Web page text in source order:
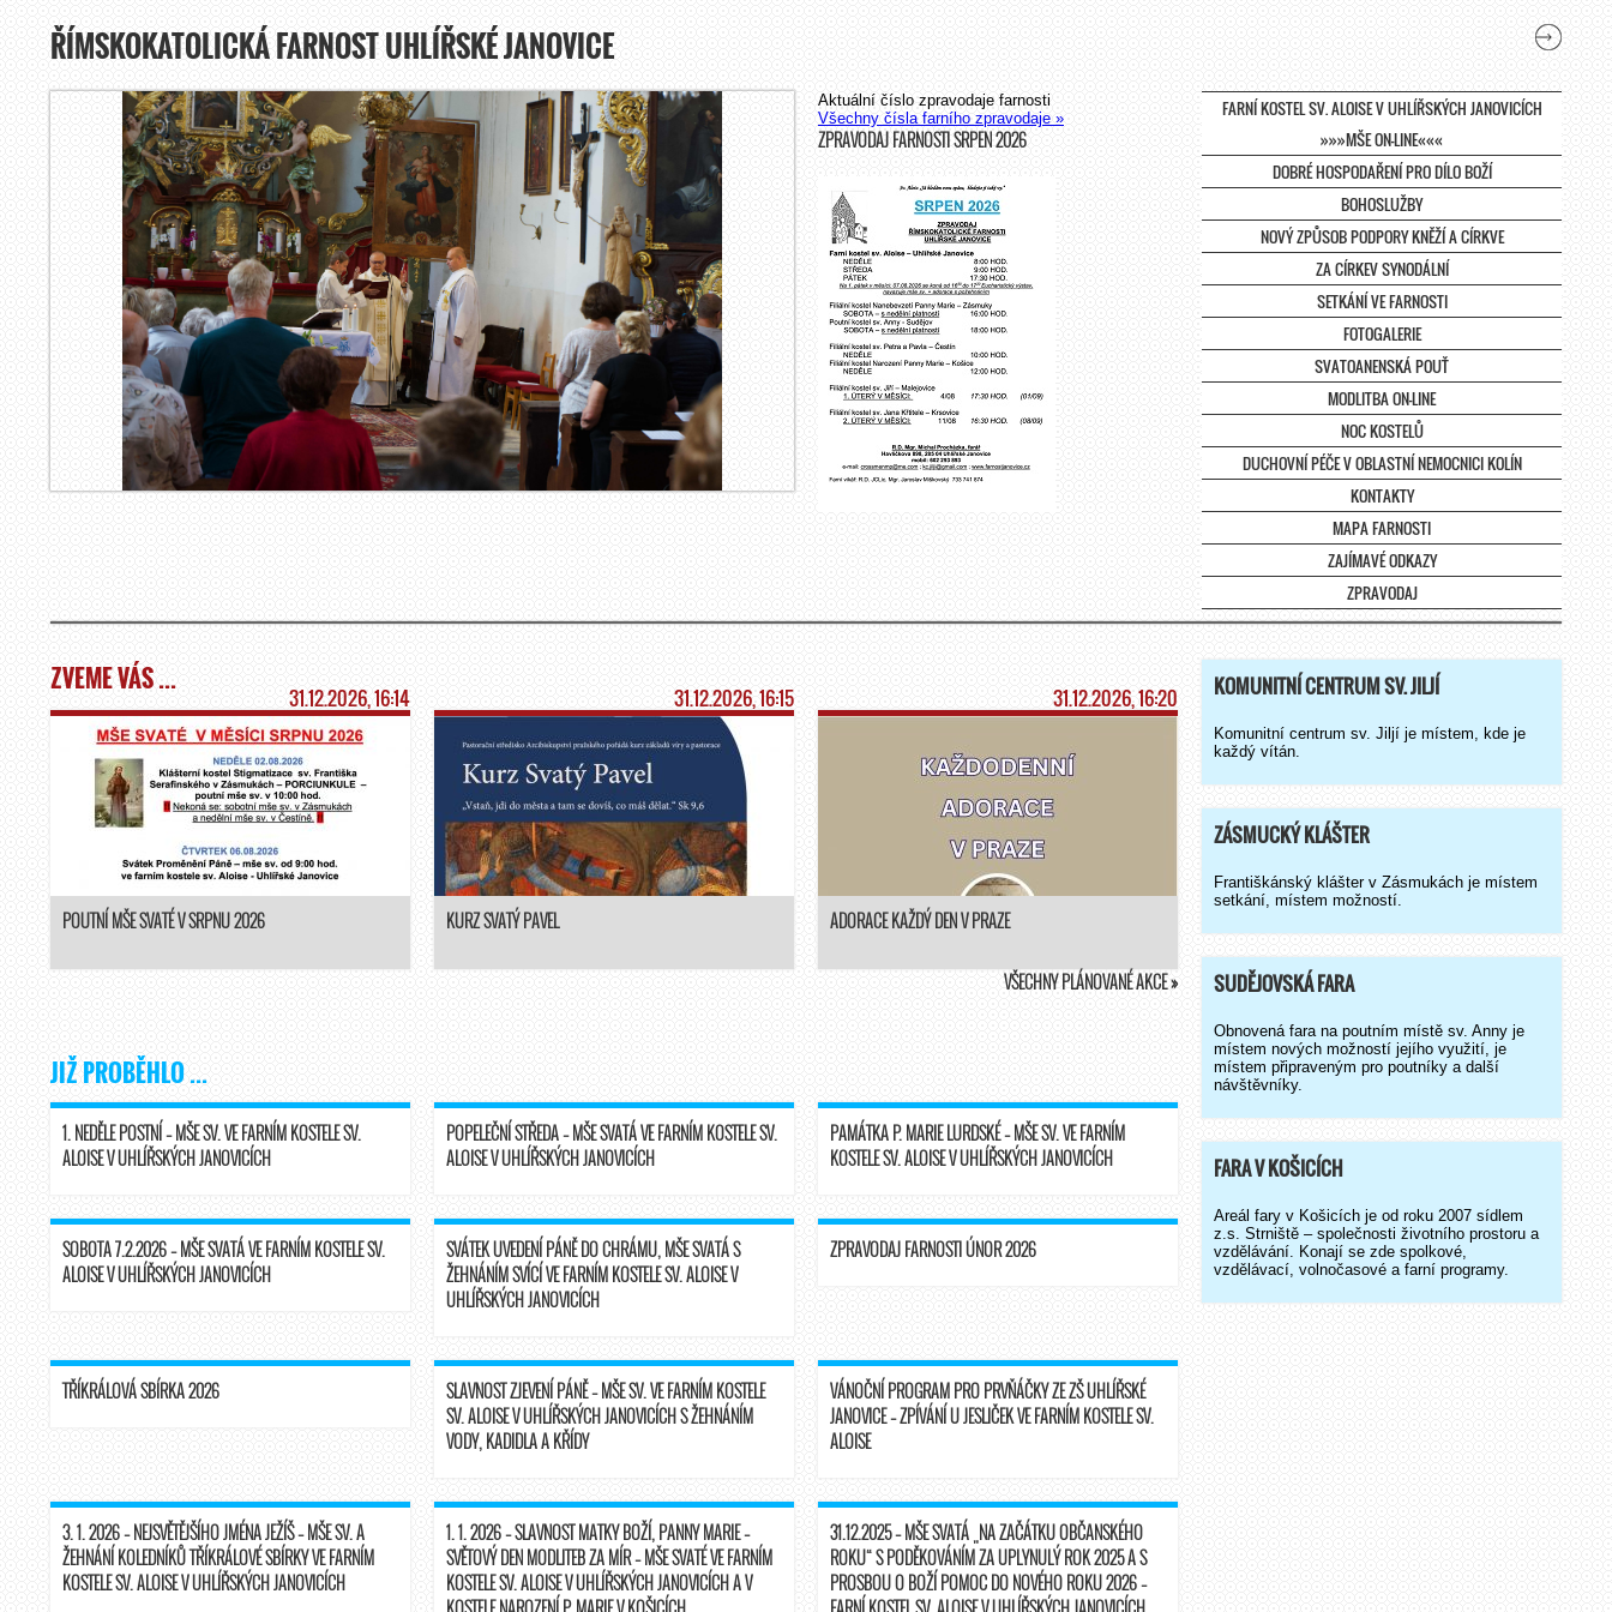
ŘÍMSKOKATOLICKÁ FARNOST UHLÍŘSKÉ JANOVICE
Aktuální číslo zpravodaje farnosti
Všechny čísla farního zpravodaje »
ZPRAVODAJ FARNOSTI SRPEN 2026
FARNÍ KOSTEL SV. ALOISE V UHLÍŘSKÝCH JANOVICÍCH
»»»MŠE ON-LINE«««
DOBRÉ HOSPODAŘENÍ PRO DÍLO BOŽÍ
BOHOSLUŽBY
NOVÝ ZPŮSOB PODPORY KNĚŽÍ A CÍRKVE
ZA CÍRKEV SYNODÁLNÍ
SETKÁNÍ VE FARNOSTI
FOTOGALERIE
SVATOANENSKÁ POUŤ
MODLITBA ON-LINE
NOC KOSTELŮ
DUCHOVNÍ PÉČE V OBLASTNÍ NEMOCNICI KOLÍN
KONTAKTY
MAPA FARNOSTI
ZAJÍMAVÉ ODKAZY
ZPRAVODAJ
ZVEME VÁS ...
31.12.2026, 16:14
POUTNÍ MŠE SVATÉ V SRPNU 2026
31.12.2026, 16:15
KURZ SVATÝ PAVEL
31.12.2026, 16:20
ADORACE KAŽDÝ DEN V PRAZE
VŠECHNY PLÁNOVANÉ AKCE »
JIŽ PROBĚHLO ...
1. NEDĚLE POSTNÍ – MŠE SV. VE FARNÍM KOSTELE SV.
ALOISE V UHLÍŘSKÝCH JANOVICÍCH
POPELEČNÍ STŘEDA – MŠE SVATÁ VE FARNÍM KOSTELE SV.
ALOISE V UHLÍŘSKÝCH JANOVICÍCH
PAMÁTKA P. MARIE LURDSKÉ – MŠE SV. VE FARNÍM
KOSTELE SV. ALOISE V UHLÍŘSKÝCH JANOVICÍCH
SOBOTA 7.2.2026 – MŠE SVATÁ VE FARNÍM KOSTELE SV.
ALOISE V UHLÍŘSKÝCH JANOVICÍCH
SVÁTEK UVEDENÍ PÁNĚ DO CHRÁMU, MŠE SVATÁ S
ŽEHNÁNÍM SVÍCÍ VE FARNÍM KOSTELE SV. ALOISE V
UHLÍŘSKÝCH JANOVICÍCH
ZPRAVODAJ FARNOSTI ÚNOR 2026
TŘÍKRÁLOVÁ SBÍRKA 2026
SLAVNOST ZJEVENÍ PÁNĚ – MŠE SV. VE FARNÍM KOSTELE
SV. ALOISE V UHLÍŘSKÝCH JANOVICÍCH S ŽEHNÁNÍM
VODY, KADIDLA A KŘÍDY
VÁNOČNÍ PROGRAM PRO PRVŇÁČKY ZE ZŠ UHLÍŘSKÉ
JANOVICE – ZPÍVÁNÍ U JESLIČEK VE FARNÍM KOSTELE SV.
ALOISE
3. 1. 2026 – NEJSVĚTĚJŠÍHO JMÉNA JEŽÍŠ – MŠE SV. A
ŽEHNÁNÍ KOLEDNÍKŮ TŘÍKRÁLOVÉ SBÍRKY VE FARNÍM
KOSTELE SV. ALOISE V UHLÍŘSKÝCH JANOVICÍCH
1. 1. 2026 – SLAVNOST MATKY BOŽÍ, PANNY MARIE –
SVĚTOVÝ DEN MODLITEB ZA MÍR – MŠE SVATÉ VE FARNÍM
KOSTELE SV. ALOISE V UHLÍŘSKÝCH JANOVICÍCH A V
31.12.2025 – MŠE SVATÁ „NA ZAČÁTKU OBČANSKÉHO
ROKU“ S PODĚKOVÁNÍM ZA UPLYNULÝ ROK 2025 A S
PROSBOU O BOŽÍ POMOC DO NOVÉHO ROKU 2026 –
KOMUNITNÍ CENTRUM SV. JILJÍ
Komunitní centrum sv. Jiljí je místem, kde je
každý vítán.
ZÁSMUCKÝ KLÁŠTER
Františkánský klášter v Zásmukách je místem
setkání, místem možností.
SUDĚJOVSKÁ FARA
Obnovená fara na poutním místě sv. Anny je
místem nových možností jejího využití, je
místem připraveným pro poutníky a další
návštěvníky.
FARA V KOŠICÍCH
Areál fary v Košicích je od roku 2007 sídlem
z.s. Strniště – společnosti životního prostoru a
vzdělávání. Konají se zde spolkové,
vzdělávací, volnočasové a farní programy.